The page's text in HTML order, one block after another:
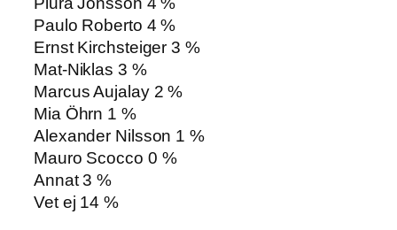
Paulo Roberto 4 %
Ernst Kirchsteiger 3 %
Mat-Niklas 3 %
Marcus Aujalay 2 %
Mia Öhrn 1 %
Alexander Nilsson 1 %
Mauro Scocco 0 %
Annat 3 %
Vet ej 14 %